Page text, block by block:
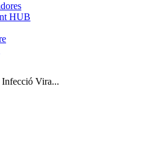
HUB
Infecció Vira...